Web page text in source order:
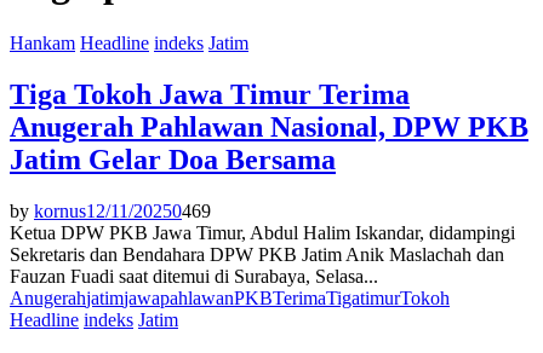
Hankam Headline indeks Jatim
Tiga Tokoh Jawa Timur Terima
Anugerah Pahlawan Nasional, DPW PKB
Jatim Gelar Doa Bersama
by kornus12/11/20250469
Ketua DPW PKB Jawa Timur, Abdul Halim Iskandar, didampingi
Sekretaris dan Bendahara DPW PKB Jatim Anik Maslachah dan
Fauzan Fuadi saat ditemui di Surabaya, Selasa...
AnugerahjatimjawapahlawanPKBTerimaTigatimurTokoh
Headline indeks Jatim